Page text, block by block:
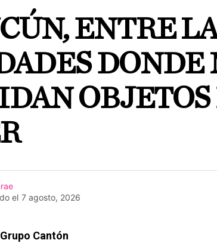
ENTRE
DONDE
OBJETOS
el 7 agosto, 2026
Cantón